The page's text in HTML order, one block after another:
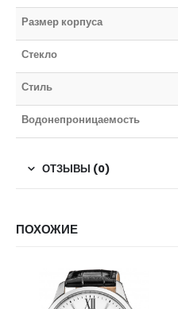
Размер корпуса
Стекло
Стиль
Водонепроницаемость
ОТЗЫВЫ (0)
ПОХОЖИЕ